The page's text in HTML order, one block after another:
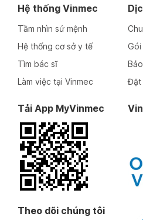
Hệ thống Vinmec
Tầm nhìn sứ mệnh
Hệ thống cơ sở y tế
Tìm bác sĩ
Làm việc tại Vinmec
Gói
Đặt
Tải App MyVinmec
Theo dõi chúng tôi